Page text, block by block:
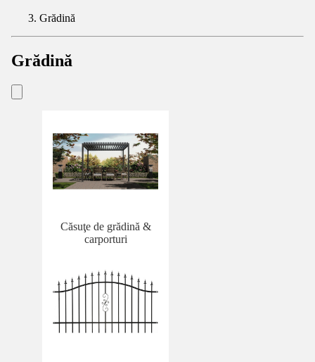
Grădină
Grădină
Căsuţe de grădină &
carporturi